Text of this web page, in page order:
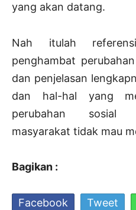
yang akan datang.
Nah itulah
penghambat
dan penjelasan
dan hal-hal yang
perubahan sosial
masyarakat tidak mau
Bagikan :
Facebook Tweet